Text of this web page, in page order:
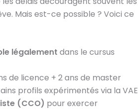
Mais est-ce possible ? Voici ce
légalement dans le cursus
de licence + 2 ans de master
profils expérimentés via la VAE
(CCO) pour exercer